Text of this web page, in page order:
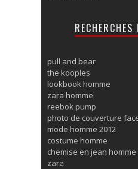
pull and bear
the kooples
lookbook homme
zara homme
reebok pump
photo de couverture
mode homme 2012
costume homme
chemise en jean homme
zara